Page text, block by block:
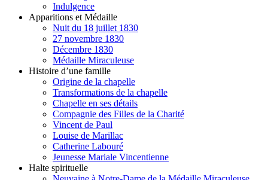
Indulgence
Apparitions et Médaille
Nuit du 18 juillet 1830
27 novembre 1830
Décembre 1830
Médaille Miraculeuse
Histoire d’une famille
Origine de la chapelle
Transformations de la chapelle
Chapelle en ses détails
Compagnie des Filles de la Charité
Vincent de Paul
Louise de Marillac
Catherine Labouré
Jeunesse Mariale Vincentienne
Halte spirituelle